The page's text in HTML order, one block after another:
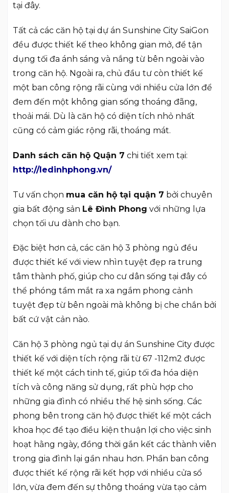
tại đây.
Tất cả các căn hộ tại dự án Sunshine City SaiGon
đều được thiết kế theo không gian mở, để tận
dụng tối đa ánh sáng và nắng từ bên ngoài vào
trong căn hộ. Ngoài ra, chủ đầu tư còn thiết kế
một ban công rộng rãi cùng với nhiều cửa lớn để
đem đến một không gian sống thoáng đãng,
thoải mái. Dù là căn hộ có diện tích nhỏ nhất
cũng có cảm giác rộng rãi, thoáng mát.
Danh sách căn hộ Quận 7 chi tiết xem tại:
http://ledinhphong.vn/
Tư vấn chọn mua căn hộ tại quận 7 bởi chuyên
gia bất động sản Lê Đình Phong với những lựa
chọn tối ưu dành cho bạn.
Đặc biệt hơn cả, các căn hộ 3 phòng ngủ đều
được thiết kế với view nhìn tuyệt đẹp ra trung
tâm thành phố, giúp cho cư dân sống tại đây có
thể phóng tầm mắt ra xa ngắm phong cảnh
tuyệt đẹp từ bên ngoài mà không bị che chắn bởi
bất cứ vật cản nào.
Căn hộ 3 phòng ngủ tại dự án Sunshine City được
thiết kế với diện tích rộng rãi từ 67 -112m2 được
thiết kế một cách tinh tế, giúp tối đa hóa diện
tích và công năng sử dụng, rất phù hợp cho
những gia đình có nhiều thế hệ sinh sống. Các
phong bên trong căn hộ được thiết kế một cách
khoa học để tạo điều kiện thuận lợi cho việc sinh
hoạt hằng ngày, đồng thời gắn kết các thành viên
trong gia đình lại gần nhau hơn. Phần ban công
được thiết kế rộng rãi kết hợp với nhiều cửa sổ
lớn, vừa đem đến sự thông thoáng vừa tạo cảm